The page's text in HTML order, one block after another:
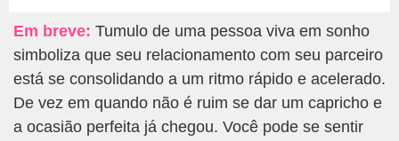
Em breve: Tumulo de uma pessoa viva em sonho
simboliza que seu relacionamento com seu parceiro
está se consolidando a um ritmo rápido e acelerado.
De vez em quando não é ruim se dar um capricho e
a ocasião perfeita já chegou. Você pode se sentir